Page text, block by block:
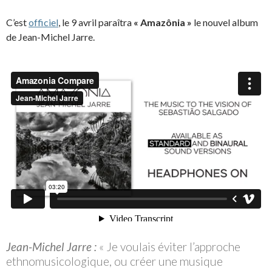
C’estofficiel , le 9 avril paraîtra « Amazônia » le nouvel album
de Jean-Michel Jarre.
Jean-Michel Jarre : « Je voulais éviter l’approche
ethnomusicologique, ou créer une musique